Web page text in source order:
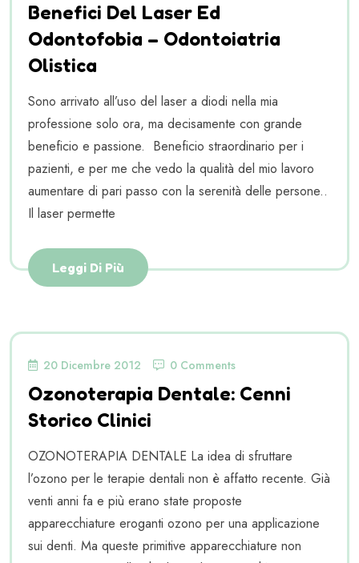
Benefici Del Laser Ed
Odontofobia – Odontoiatria
Olistica
Sono arrivato all’uso del laser a diodi nella mia
professione solo ora, ma decisamente con grande
beneficio e passione. Beneficio straordinario per i
pazienti, e per me che vedo la qualità del mio lavoro
aumentare di pari passo con la serenità delle persone..
Il laser permette
Leggi Di Più
20 Dicembre 2012 0 Comments
Ozonoterapia Dentale: Cenni
Storico Clinici
OZONOTERAPIA DENTALE La idea di sfruttare
l’ozono per le terapie dentali non è affatto recente. Già
venti anni fa e più erano state proposte
apparecchiature eroganti ozono per una applicazione
sui denti. Ma queste primitive apparecchiature non